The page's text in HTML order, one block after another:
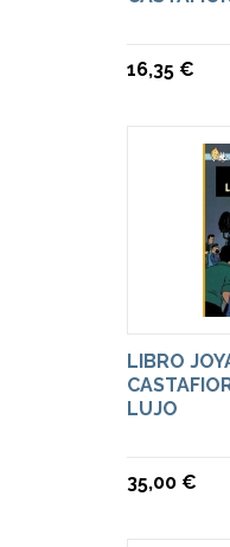
16,35 €
LIBRO
LUJO
35,00 €